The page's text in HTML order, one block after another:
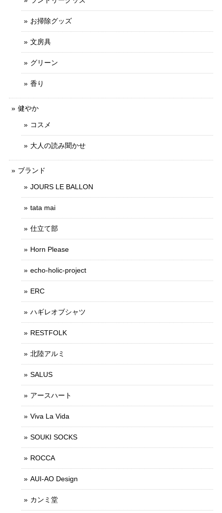
お掃除グッズ
文房具
グリーン
香り
健やか
コスメ
大人の読み聞かせ
ブランド
JOURS LE BALLON
tata mai
仕立て部
Horn Please
echo-holic-project
ERC
ハギレオブシャツ
RESTFOLK
北陸アルミ
SALUS
アースハート
Viva La Vida
SOUKI SOCKS
ROCCA
AUI-AO Design
カンミ堂